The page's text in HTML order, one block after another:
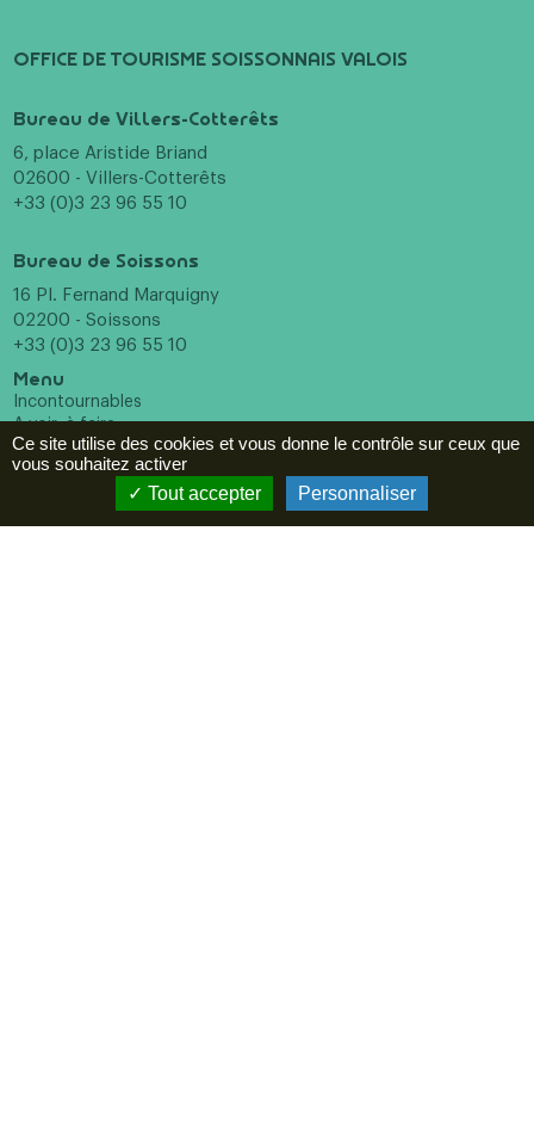
OFFICE DE TOURISME SOISSONNAIS VALOIS
Bureau de Villers-Cotterêts
6, place Aristide Briand
02600 - Villers-Cotterêts
+33 (0)3 23 96 55 10
Bureau de Soissons
16 Pl. Fernand Marquigny
02200 - Soissons
+33 (0)3 23 96 55 10
Menu
Incontournables
A voir, à faire
Hébergements
Restaurants
ESPACE PRO
Ce site utilise des cookies et vous donne le contrôle sur ceux que
vous souhaitez activer
Tout accepter
Personnaliser